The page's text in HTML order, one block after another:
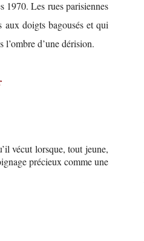
1970. Les rues parisiennes
doigts bagousés et qui
d’une dérision.
vécut lorsque, tout jeune,
précieux comme une